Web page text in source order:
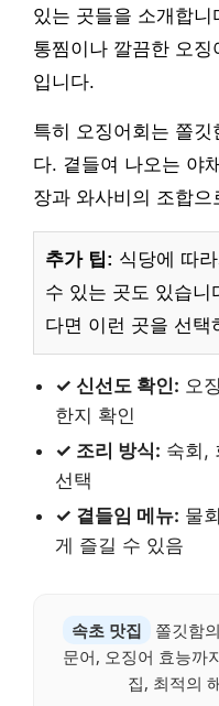
있는 곳들을 소개합
통찜이나 깔끔한 오
입니다.
특히 오징어회는 쫄
다. 곁들여 나오는 야
장과 와사비의 조합
추가 팁: 식당에 따
수 있는 곳도 있습
다면 이런 곳을 선택
✓ 신선도 확인: 오
한지 확인
✓ 조리 방식: 숙회,
선택
✓ 곁들임 메뉴: 물
게 즐길 수 있음
속초 맛집
쫄깃함
문어, 오징어 효능까
집, 최적의